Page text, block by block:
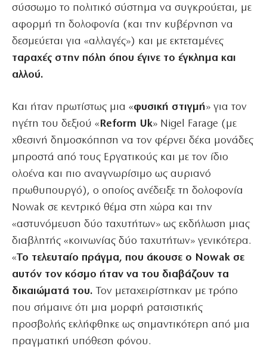
σύσσωμο το πολιτικό σύστημα να συγκρούεται, με
αφορμή τη δολοφονία (και την κυβέρνηση να
δεσμεύεται για «αλλαγές») και με εκτεταμένες
ταραχές στην πόλη όπου έγινε το έγκλημα και
αλλού.
Και ήταν πρωτίστως μια «φυσική στιγμή» για τον
ηγέτη του δεξιού «Reform Uk» Nigel Farage (με
χθεσινή δημοσκόπηση να τον φέρνει δέκα μονάδες
μπροστά από τους Εργατικούς και με τον ίδιο
ολοένα και πιο αναγνωρίσιμο ως αυριανό
πρωθυπουργό), ο οποίος ανέδειξε τη δολοφονία
Nowak σε κεντρικό θέμα στη χώρα και την
«αστυνόμευση δύο ταχυτήτων» ως εκδήλωση μιας
διαβλητής «κοινωνίας δύο ταχυτήτων» γενικότερα.
«To τελευταίο πράγμα, που άκουσε ο Nowak σε
αυτόν τον κόσμο ήταν να του διαβάζουν τα
δικαιώματά του. Τον μεταχειρίστηκαν με τρόπο
που σήμαινε ότι μια μορφή ρατσιστικής
προσβολής εκλήφθηκε ως σημαντικότερη από μια
πραγματική υπόθεση φόνου.